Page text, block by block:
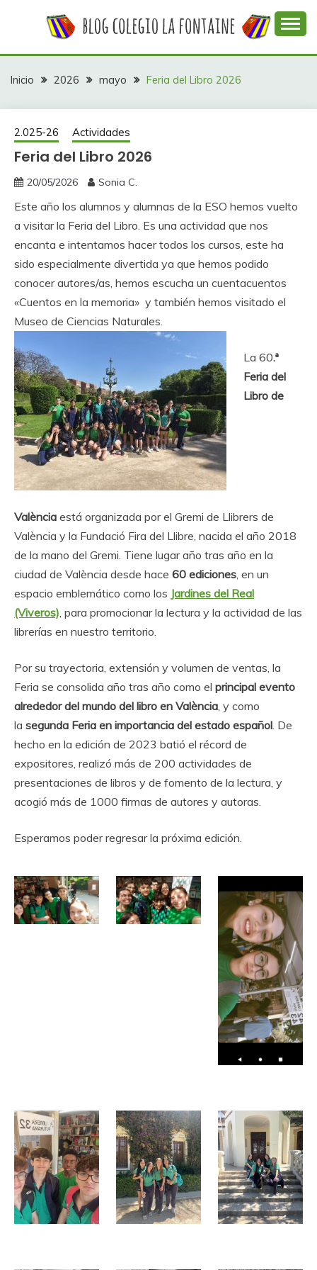
COLEGIO LA
FONTAINE
colegio La Fontaine
Inicio 2026 mayo Feria del Libro 2026
2.025-26 Actividades
Feria del Libro 2026
20/05/2026 Sonia C.
Este año los alumnos y alumnas de la ESO hemos vuelto
a visitar la Feria del Libro. Es una actividad que nos
encanta e intentamos hacer todos los cursos, este ha
sido especialmente divertida ya que hemos podido
conocer autores/as, hemos escucha un cuentacuentos
«Cuentos en la memoria» y también hemos visitado el
Museo de Ciencias Naturales.
La 60.ª
Feria del
Libro de
València está organizada por el Gremi de Llibrers de
València y la Fundació Fira del Llibre, nacida el año 2018
de la mano del Gremi. Tiene lugar año tras año en la
ciudad de València desde hace 60 ediciones , en un
espacio emblemático como los Jardines del Real
(Viveros) , para promocionar la lectura y la actividad de las
librerías en nuestro territorio.
Por su trayectoria, extensión y volumen de ventas, la
Feria se consolida año tras año como el principal evento
alrededor del mundo del libro en València , y como
la segunda Feria en importancia del estado español . De
hecho en la edición de 2023 batió el récord de
expositores, realizó más de 200 actividades de
presentaciones de libros y de fomento de la lectura, y
acogió más de 1000 firmas de autores y autoras.
Esperamos poder regresar la próxima edición.